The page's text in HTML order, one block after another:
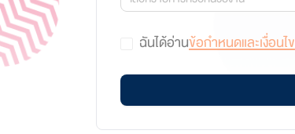
ฉันได้อ่านข้อกำหนดและเงื่อนไข